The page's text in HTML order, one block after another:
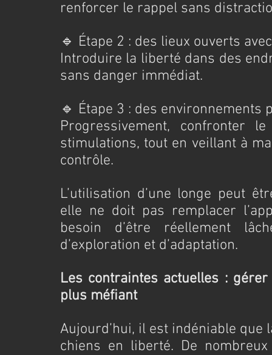
renforcer le rappel sans
🔹 Étape 2 : des lieux ouverts
Introduire la liberté dans des
sans danger immédiat.
🔹 Étape 3 : des environnements
Progressivement, confronter
stimulations, tout en veillant à
contrôle.
L’utilisation d’une longe peut
elle ne doit pas remplacer
besoin d’être réellement
d’exploration et d’adaptation.
Les contraintes actuelles :
plus méfiant
Aujourd’hui, il est indéniable
chiens en liberté. De